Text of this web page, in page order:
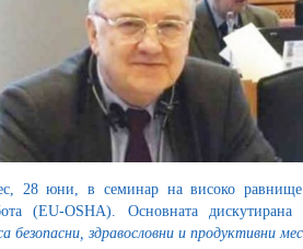
28 юни, в семинар на високо
(EU-OSHA). Основната
здравословни и продуктивни